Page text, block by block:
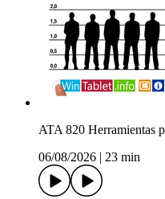
ATA 820 Herramientas
06/08/2026
23 min